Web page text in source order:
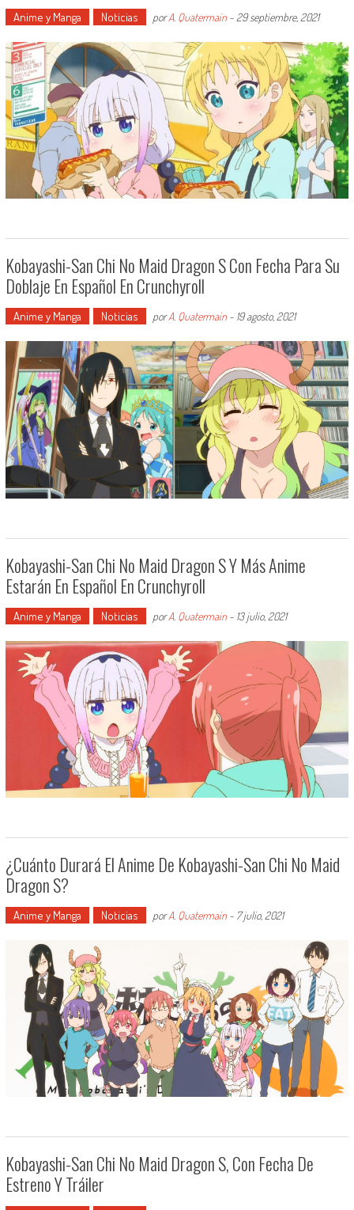
Anime y Manga Noticias porA. Quatermain- 29 septiembre, 2021
Kobayashi-San Chi No Maid Dragon S Con Fecha Para Su
Doblaje En Español En Crunchyroll
Anime y Manga Noticias porA. Quatermain- 19 agosto, 2021
Kobayashi-San Chi No Maid Dragon S Y Más Anime
Estarán En Español En Crunchyroll
Anime y Manga Noticias porA. Quatermain- 13 julio, 2021
¿Cuánto Durará El Anime De Kobayashi-San Chi No Maid
Dragon S?
Anime y Manga Noticias porA. Quatermain- 7 julio, 2021
Kobayashi-San Chi No Maid Dragon S, Con Fecha De
Estreno Y Tráiler